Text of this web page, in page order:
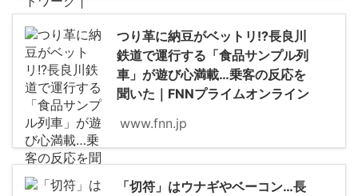
つり革に納豆がベットリ!?長良川
鉄道で運行する「食品サンプル列
車」が遊び心満載…乗客の反応を
聞いた｜FNNプライムオンライン
www.fnn.jp
「切符」はウナギやベーコン…長